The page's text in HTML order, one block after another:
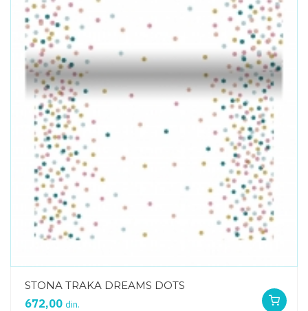
STONA TRAKA DREAMS DOTS
672,00 din.